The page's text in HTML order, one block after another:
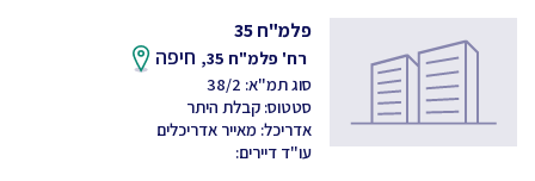
פלמ"ח 35
רח' פלמ"ח 35, חיפה
סוג תמ"א: 38/2
סטטוס: קבלת היתר
אדריכל: מאייר אדריכלים
עו"ד דיירים: